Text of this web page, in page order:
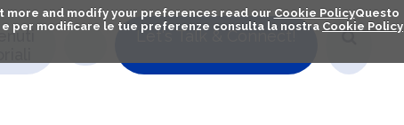
more and modify your preferences read our Cookie PolicyQuesto
per modificare le tue preferenze consulta la nostra Cookie Policy
Let's Talk & Connect!